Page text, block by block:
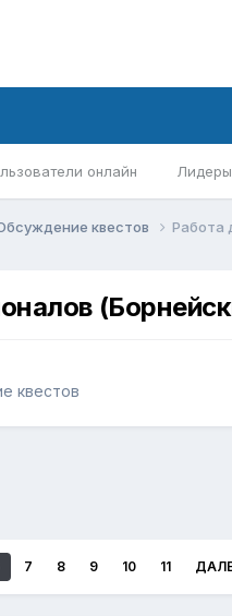
онлайн Лидеры
квестов Работа
квестов
7 8 9 10 11